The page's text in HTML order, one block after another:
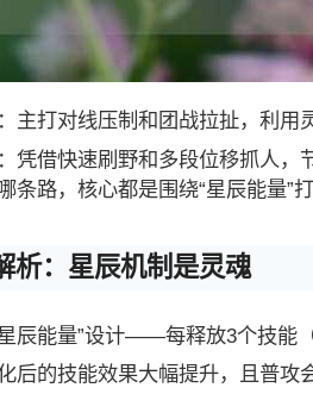
：主打对线压制和团战拉扯，利用
：凭借快速刷野和多段位移抓人，
条路，核心都是围绕“星辰能量”
析：星辰机制是灵魂
辰能量”设计——每释放3个技能
后的技能效果大幅提升，且普攻